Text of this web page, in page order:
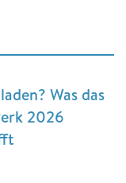
Was das
2026